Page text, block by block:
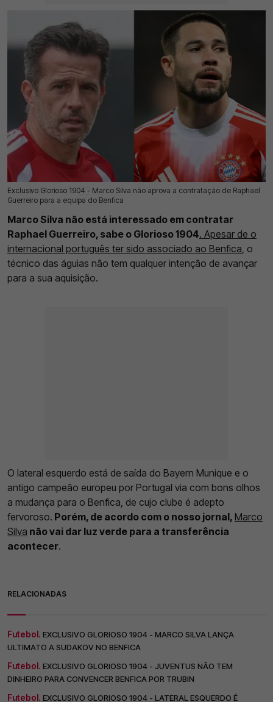
Exclusivo Glorioso 1904 - Marco Silva não aprova a contratação de Raphael
Guerreiro para a equipa do Benfica
23 Jul 2026 | 03:00 | 0
Marco Silva não está interessado em contratar
Raphael Guerreiro, sabe o Glorioso 1904. Apesar de o
internacional português ter sido associado ao Benfica , o
técnico das águias não tem qualquer intenção de avançar
para a sua aquisição.
O lateral esquerdo está de saída do Bayern Munique e o
antigo campeão europeu por Portugal via com bons olhos
a mudança para o Benfica, de cujo clube é adepto
fervoroso. Porém, de acordo com o nosso jornal, Marco
Silva não vai dar luz verde para a transferência
acontecer.
RELACIONADAS
Futebol. EXCLUSIVO GLORIOSO 1904 - MARCO SILVA LANÇA
ULTIMATO A SUDAKOV NO BENFICA
Futebol. EXCLUSIVO GLORIOSO 1904 - JUVENTUS NÃO TEM
DINHEIRO PARA CONVENCER BENFICA POR TRUBIN
Futebol. EXCLUSIVO GLORIOSO 1904 - LATERAL ESQUERDO É